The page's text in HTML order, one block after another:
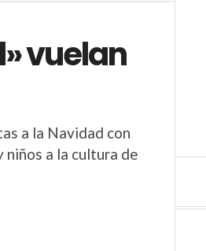
vuelan
a la Navidad con
niños a la cultura de